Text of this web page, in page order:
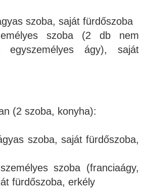
szoba, saját fürdőszoba
szoba (2 db nem
egyszemélyes ágy), saját
(2 szoba, konyha):
szoba, saját fürdőszoba,
szoba (franciaágy,
fürdőszoba, erkély